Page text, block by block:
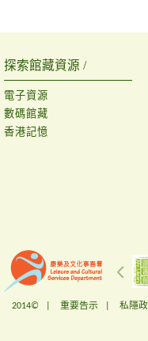
探索館藏資源 /
電子資源
數碼館藏
香港記憶
2014© | 重要告示 私隱